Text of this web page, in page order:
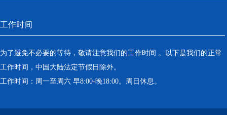
工作时间
为了避免不必要的等待，敬请注意我们的工作时间 。以下是我们的正常
工作时间，中国大陆法定节假日除外。
工作时间：周一至周六 早8:00-晚18:00。周日休息。